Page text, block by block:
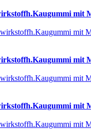
mit
mit
mit